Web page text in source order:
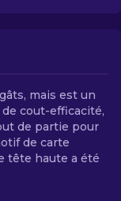
mais est un
cout-efficacité,
de partie pour
de carte
tête haute a été